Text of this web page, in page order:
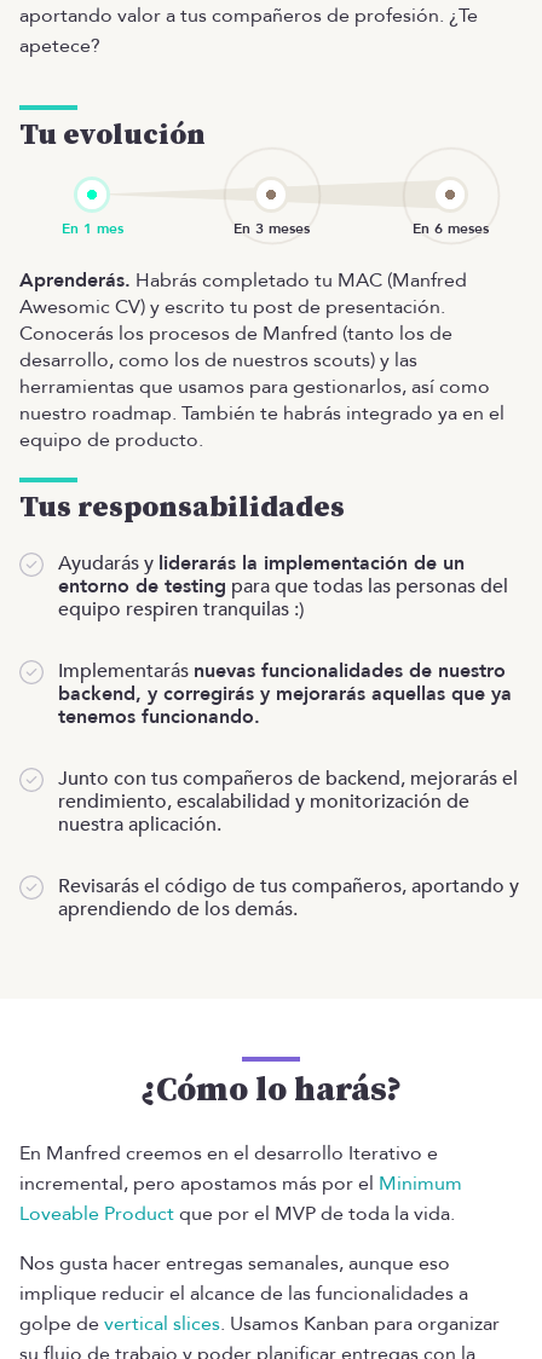
aportando valor a tus compañeros de profesión. ¿Te
apetece?
Tu evolución
Aprenderás. Habrás completado tu MAC (Manfred
Awesomic CV) y escrito tu post de presentación.
Conocerás los procesos de Manfred (tanto los de
desarrollo, como los de nuestros scouts) y las
herramientas que usamos para gestionarlos, así como
nuestro roadmap. También te habrás integrado ya en el
equipo de producto.
Tus responsabilidades
Ayudarás y liderarás la implementación de un
entorno de testing para que todas las personas del
equipo respiren tranquilas :)
Implementarás nuevas funcionalidades de nuestro
backend, y corregirás y mejorarás aquellas que ya
tenemos funcionando.
Junto con tus compañeros de backend, mejorarás el
rendimiento, escalabilidad y monitorización de
nuestra aplicación.
Revisarás el código de tus compañeros, aportando y
aprendiendo de los demás.
¿Cómo lo harás?
En Manfred creemos en el desarrollo Iterativo e
incremental, pero apostamos más por el Minimum
Loveable Productque por el MVP de toda la vida.
Nos gusta hacer entregas semanales, aunque eso
implique reducir el alcance de las funcionalidades a
golpe devertical slices. Usamos Kanban para organizar